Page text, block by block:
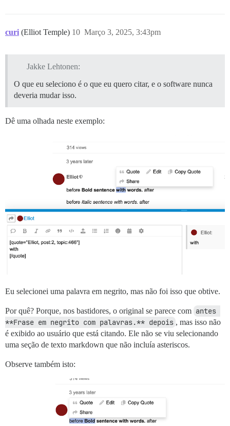
curi (Elliot Temple) Março 3, 2025, 3:43pm
10
Jakke Lehtonen:
O que eu seleciono é o que eu quero citar, e o software nunca
deveria mudar isso.
Dê uma olhada neste exemplo:
Eu selecionei uma palavra em negrito, mas não foi isso que obtive.
Por quê? Porque, nos bastidores, o original se parece com antes
**Frase em negrito com palavras.** depois , mas isso não
é exibido ao usuário que está citando. Ele não se viu selecionando
uma seção de texto markdown que não incluía asteriscos.
Observe também isto: